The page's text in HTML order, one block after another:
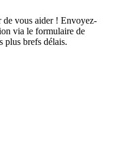
de vous aider ! Envoyez-
via le formulaire de
plus brefs délais.